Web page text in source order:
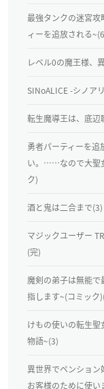
最強タンクの迷宮
ィーを追放される
レベル0の魔王様、
SINoALICE -シノア
転生魔導王は、底辺
勇者パーティーを
い。……なので大聖
ク)
酒と鬼は二合まで(3)
マジックユーザー
(完)
魔剣の弟子は無能で
指します~(コミック
けもの使いの転生
物語~(3)
異世界でペンション
お客様のために使い